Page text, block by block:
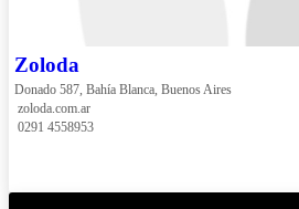
Zoloda
Donado 587, Bahía Blanca, Buenos Aires
zoloda.com.ar
0291 4558953